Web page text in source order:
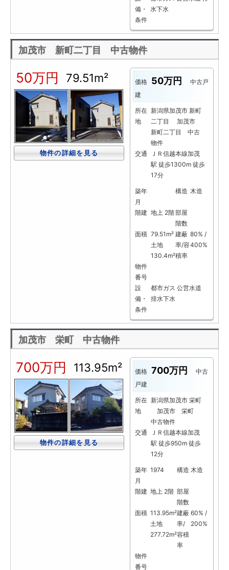
備・
条件
水下水
加茂市 新町二丁目 中古物件
50万円 79.51m²
物件の詳細を見る
価格 50万円
中古戸
建
所在
地
新潟県加茂市 新町
二丁目 加茂市
新町二丁目 中古
物件
交通
ＪＲ信越本線加茂
駅 徒歩1300m 徒歩
17分
築年
月
構造 木造
階建 地上 2階部屋
階数
面積 79.51m²
土地
130.4m²
建蔽
率/容
積率
80% /
400%
物件
番号
設
備・
条件
都市ガス 公営水道
排水下水
加茂市 栄町 中古物件
700万円 113.95m²
物件の詳細を見る
価格 700万円
中古
戸建
所在
地
新潟県加茂市 栄町
加茂市 栄町
中古物件
交通
ＪＲ信越本線加茂
駅 徒歩950m 徒歩
12分
築年
月
1974 構造 木造
階建 地上 2階 部屋
階数
面積 113.95m²
土地
277.72m²
建蔽
率/
容積
率
60% /
200%
物件
番号